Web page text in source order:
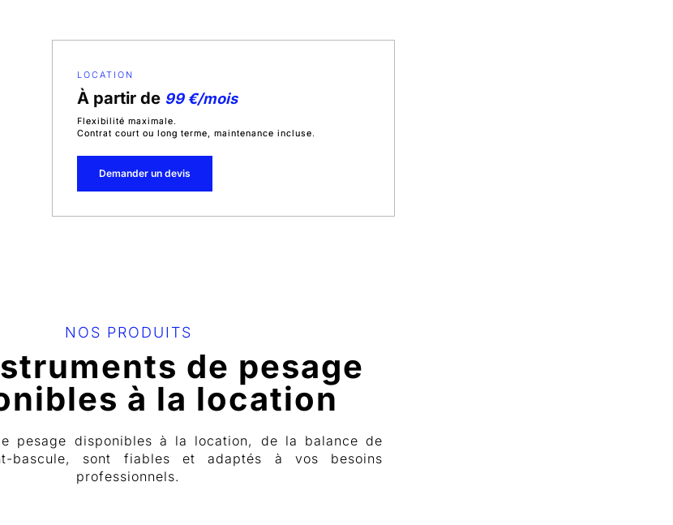
LOCATION
À partir de 99 €/mois
Flexibilité maximale.
Contrat court ou long terme, maintenance incluse.
Demander un devis
NOS PRODUITS
de pesage
à la location
pesage disponibles à la location, de la balance de
bascule, sont fiables et adaptés à vos besoins
professionnels.